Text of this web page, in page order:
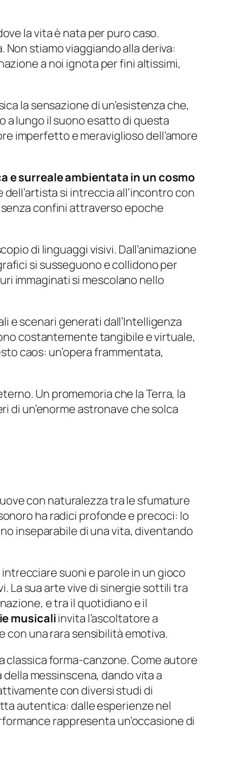
la vita è nata per puro caso.
stiamo viaggiando alla deriva:
a noi ignota per fini altissimi,
la sensazione di un’esistenza che,
lungo il suono esatto di questa
imperfetto e meraviglioso dell’amore
e surreale ambientata in un cosmo
si intreccia all’incontro con
confini attraverso epoche
di linguaggi visivi. Dall’animazione
si susseguono e collidono per
immaginati si mescolano nello
e scenari generati dall’Intelligenza
costantemente tangibile e virtuale,
caos: un’opera frammentata,
Un promemoria che la Terra, la
di un’enorme astronave che solca
con naturalezza tra le sfumature
ha radici profonde e precoci: lo
inseparabile di una vita, diventando
suoni e parole in un gioco
La sua arte vive di sinergie sottili tra
e tra il quotidiano e il
musicaliinvita l’ascoltatore a
con una rara sensibilità emotiva.
classica forma-canzone. Come autore
messinscena, dando vita a
con diversi studi di
autentica: dalle esperienze nel
rappresenta un’occasione di